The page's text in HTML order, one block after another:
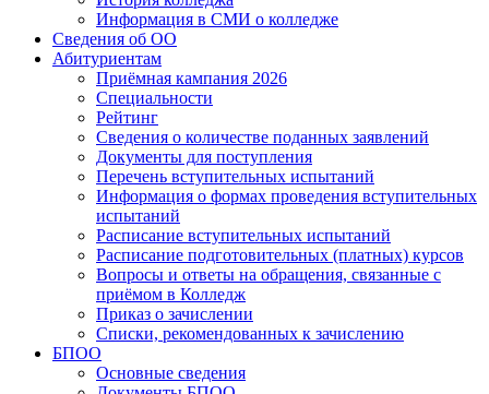
Информация в СМИ о колледже
Сведения об ОО
Абитуриентам
Приёмная кампания 2026
Специальности
Рейтинг
Сведения о количестве поданных заявлений
Документы для поступления
Перечень вступительных испытаний
Информация о формах проведения вступительных
испытаний
Расписание вступительных испытаний
Расписание подготовительных (платных) курсов
Вопросы и ответы на обращения, связанные с
приёмом в Колледж
Приказ о зачислении
Списки, рекомендованных к зачислению
БПОО
Основные сведения